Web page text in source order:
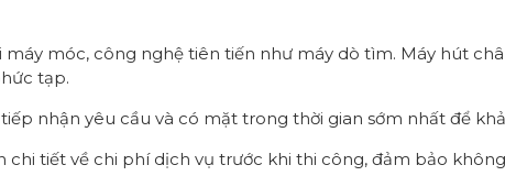
máy móc, công nghệ tiên tiến như máy dò tìm. Máy hút
tạp.
tiếp nhận yêu cầu và có mặt trong thời gian sớm nhất để
chi tiết về chi phí dịch vụ trước khi thi công, đảm bảo